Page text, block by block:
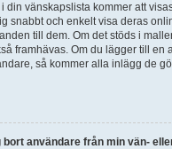
din vänskapslista kommer att
snabbt och enkelt visa deras
till dem. Om det stöds i
framhävas. Om du lägger till en
så kommer alla inlägg de
bort användare från min vän-